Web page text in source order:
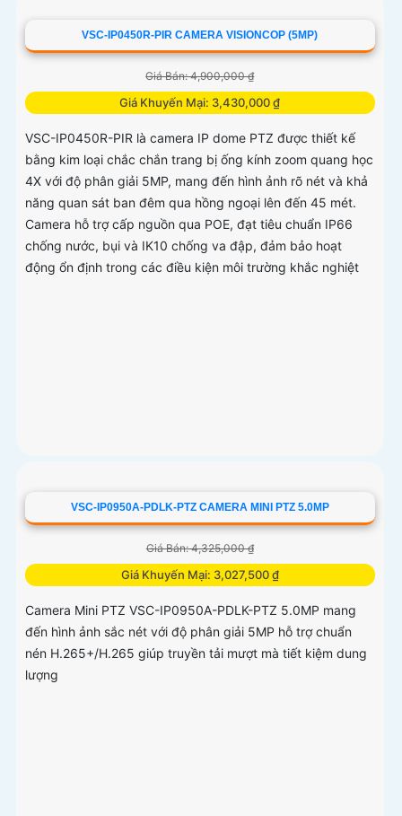
VSC-IP0450R-PIR CAMERA VISIONCOP (5MP)
Giá Bán: 4,900,000 ₫
Giá Khuyến Mại: 3,430,000 ₫
VSC-IP0450R-PIR là camera IP dome PTZ được thiết kế
bằng kim loại chắc chắn trang bị ống kính zoom quang học
4X với độ phân giải 5MP, mang đến hình ảnh rõ nét và khả
năng quan sát ban đêm qua hồng ngoại lên đến 45 mét.
Camera hỗ trợ cấp nguồn qua POE, đạt tiêu chuẩn IP66
chống nước, bụi và IK10 chống va đập, đảm bảo hoạt
động ổn định trong các điều kiện môi trường khắc nghiệt
VSC-IP0950A-PDLK-PTZ CAMERA MINI PTZ 5.0MP
Giá Bán: 4,325,000 ₫
Giá Khuyến Mại: 3,027,500 ₫
Camera Mini PTZ VSC-IP0950A-PDLK-PTZ 5.0MP mang
đến hình ảnh sắc nét với độ phân giải 5MP hỗ trợ chuẩn
nén H.265+/H.265 giúp truyền tải mượt mà tiết kiệm dung
lượng